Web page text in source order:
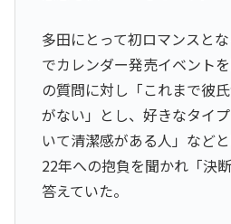
多田にとって初ロマンスと
でカレンダー発売イベント
の質問に対し「これまで彼
がない」とし、好きなタイ
いて清潔感がある人」など
22年への抱負を聞かれ「決
答えていた。